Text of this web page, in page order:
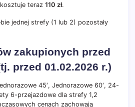
teraz 110 zł.
jednej strefy (1 lub 2) pozostały
zakupionych przed
przed 01.02.2026 r.)
45′, Jednorazowe 60′, 24-
6-przejazdowe dla strefy 1,2
cenach zachowają